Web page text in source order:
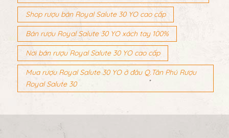
Shop rượu bán Royal Salute 30 YO cao cấp
Bán rượu Royal Salute 30 YO xách tay 100%
Nơi bán rượu Royal Salute 30 YO cao cấp
Mua rượu Royal Salute 30 YO ở đâu Q.Tân Phú Rượu
Royal Salute 30